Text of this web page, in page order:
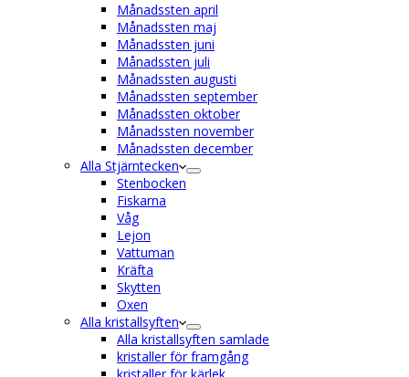
Månadssten april
Månadssten maj
Månadssten juni
Månadssten juli
Månadssten augusti
Månadssten september
Månadssten oktober
Månadssten november
Månadssten december
Alla Stjärntecken
Stenbocken
Fiskarna
Våg
Lejon
Vattuman
Kräfta
Skytten
Oxen
Alla kristallsyften
Alla kristallsyften samlade
kristaller för framgång